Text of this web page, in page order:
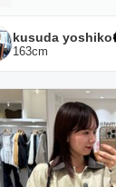
kusuda yoshiko
163cm